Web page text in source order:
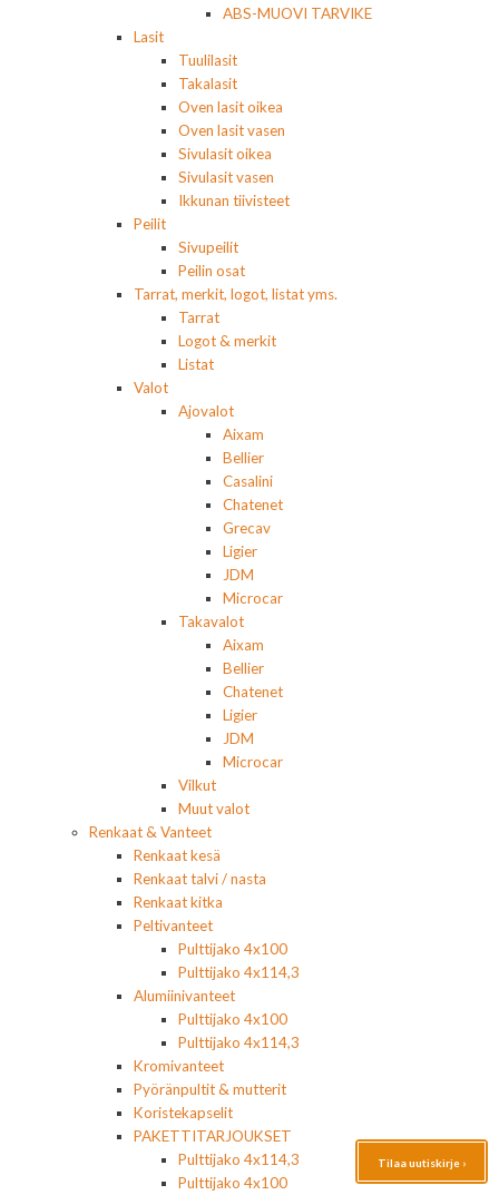
ABS-MUOVI TARVIKE
Lasit
Tuulilasit
Takalasit
Oven lasit oikea
Oven lasit vasen
Sivulasit oikea
Sivulasit vasen
Ikkunan tiivisteet
Peilit
Sivupeilit
Peilin osat
Tarrat, merkit, logot, listat yms.
Tarrat
Logot & merkit
Listat
Valot
Ajovalot
Aixam
Bellier
Casalini
Chatenet
Grecav
Ligier
JDM
Microcar
Takavalot
Aixam
Bellier
Chatenet
Ligier
JDM
Microcar
Vilkut
Muut valot
Renkaat & Vanteet
Renkaat kesä
Renkaat talvi / nasta
Renkaat kitka
Peltivanteet
Pulttijako 4x100
Pulttijako 4x114,3
Alumiinivanteet
Pulttijako 4x100
Pulttijako 4x114,3
Kromivanteet
Pyöränpultit & mutterit
Koristekapselit
PAKETTITARJOUKSET
Pulttijako 4x114,3
Pulttijako 4x100
Tilaa uutiskirje ›